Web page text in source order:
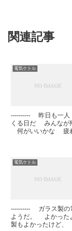
関連記事
電気ケトル
---------- 昨日も一
くる日だ みんなが帰ってきたときに 何かをして 驚かそうかな
何がいいかな 疲
電気ケトル
---------- ガラス製の電気ケトル 友達に紹介して 喜んでもらえた
ようだ。 よかったよかった。 ん？まだ何かあるのか？ ガラス
製もよかったけど、